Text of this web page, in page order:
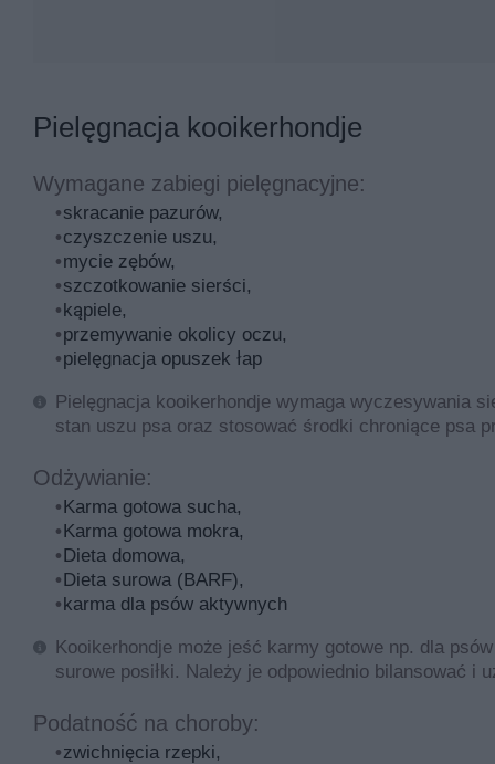
Pielęgnacja kooikerhondje
Wymagane zabiegi pielęgnacyjne:
skracanie pazurów,
czyszczenie uszu,
mycie zębów,
szczotkowanie sierści,
kąpiele,
przemywanie okolicy oczu,
pielęgnacja opuszek łap
Pielęgnacja kooikerhondje wymaga wyczesywania
stan uszu psa oraz stosować środki chroniące psa
Odżywianie:
Karma gotowa sucha,
Karma gotowa mokra,
Dieta domowa,
Dieta surowa (BARF),
karma dla psów aktywnych
Kooikerhondje może jeść karmy gotowe np. dla
surowe posiłki. Należy je odpowiednio bilansować i
Podatność na choroby:
zwichnięcia rzepki,